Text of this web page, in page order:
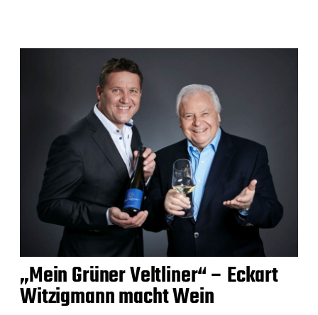
„Mein Grüner Veltliner“ – Eckart
Witzigmann macht Wein